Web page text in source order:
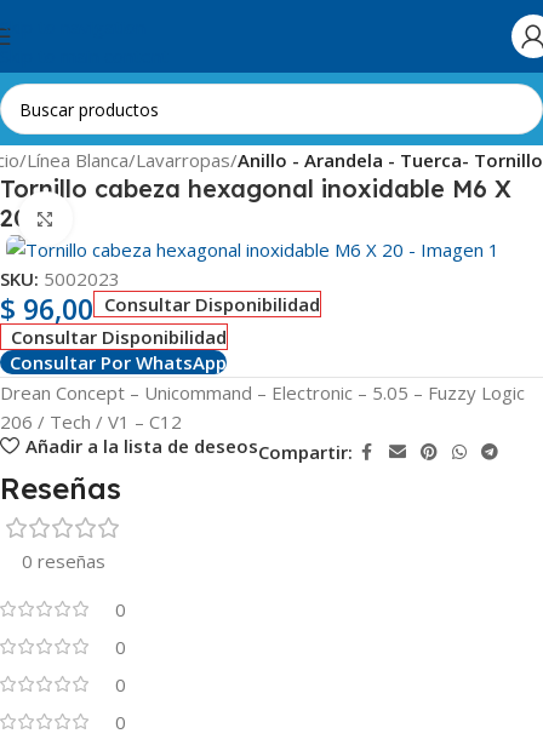
Skip to navigation
Línea Blanca Lavarropas Anillo - Arandela - Tuerca- Tornillo
Tornillo cabeza hexagonal inoxidable M6 X
20
SKU: 5002023
$ 96,00 Consultar Disponibilidad
Consultar Disponibilidad
Consultar Por WhatsApp
Drean Concept – Unicommand – Electronic – 5.05 – Fuzzy Logic
206 / Tech / V1 – C12
Añadir a la lista de deseosCompartir:
Reseñas
0 reseñas
0
0
0
0